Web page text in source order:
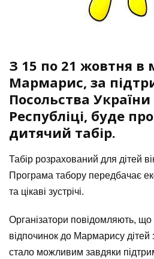
З 15 по 21 жовтня в
Мармарис, за
Посольства
Республіці, буде
дитячий табір.
Табір розрахований для дітей
Програма табору передбачає
та цікаві зустрічі.
Організатори повідомляють,
відпочинок до Мармарису дітей
стало можливим завдяки